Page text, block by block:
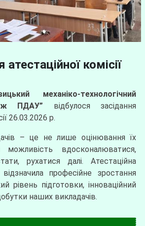
атестаційної комісії
механіко-технологічний
ПДАУ” відбулося засідання
26.03.2026 р.
– це не лише оцінювання їх
вдосконалюватися,
рухатися далі. Атестаційна
професійне зростання
рівень підготовки, інноваційний
наших викладачів.